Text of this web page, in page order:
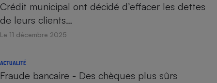
Crédit municipal ont décidé d’effacer les dettes
de leurs clients…
Le 11 décembre 2025
ACTUALITÉ
Fraude bancaire - Des chèques plus sûrs